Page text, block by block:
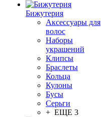
Бижутерия
Аксессуары для
волос
Наборы
украшений
Клипсы
Браслеты
Кольца
Кулоны
Бусы
Серьги
+ ЕЩЕ 3